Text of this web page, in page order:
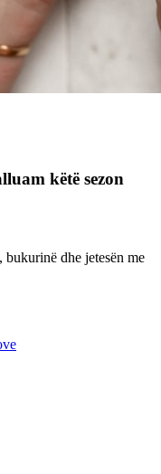
këtë sezon
dhe jetesën me